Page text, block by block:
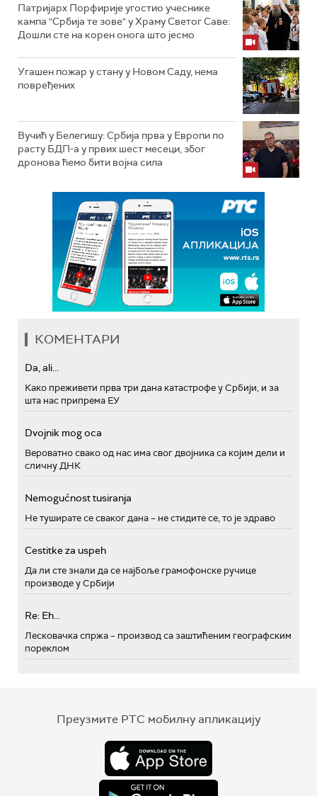
Патријарх Порфирије угостио учеснике
кампа "Србија те зове" у Храму Светог Саве:
Дошли сте на корен онога што јесмо
Угашен пожар у стану у Новом Саду, нема
повређених
Вучић у Белегишу: Србија прва у Европи по
расту БДП-а у првих шест месеци, због
дронова ћемо бити војна сила
КОМЕНТАРИ
Da, ali...
Како преживети прва три дана катастрофе у Србији, и за
шта нас припрема ЕУ
Dvojnik mog oca
Вероватно свако од нас има свог двојника са којим дели и
сличну ДНК
Nemogućnost tusiranja
Не туширате се сваког дана – не стидите се, то је здраво
Cestitke za uspeh
Да ли сте знали да се најбоље грамофонске ручице
производе у Србији
Re: Eh...
Лесковачка спржа – производ са заштићеним географским
пореклом
Преузмите РТС мобилну апликацију